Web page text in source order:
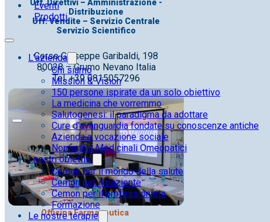
Eventi
Prodotti
L’azienda
Chi siamo
Mission & Vision
150 persone ispirate da un solo obiettivo
La medicina che vorremmo
Salutogenesi: il paradigma da adottare
Cure d’avanguardia fondate su conoscenze antiche
Azienda a vocazione sociale
Normativa Medicinali Omeopatici
I nostri obiettivi
Cemon per il mondo della salute
Cemon per il paziente
Cemon per il professionista
Formazione
Le nostre terapie
Uff. Direttivi – Amministrazione -
Distribuzione
Uff. Vendite – Servizio Centrale
Servizio Scientifico
Corso Giuseppe Garibaldi, 198
80028 – Grumo Nevano Italia
Tel. +39 0815057296
Officina Farmaceutica